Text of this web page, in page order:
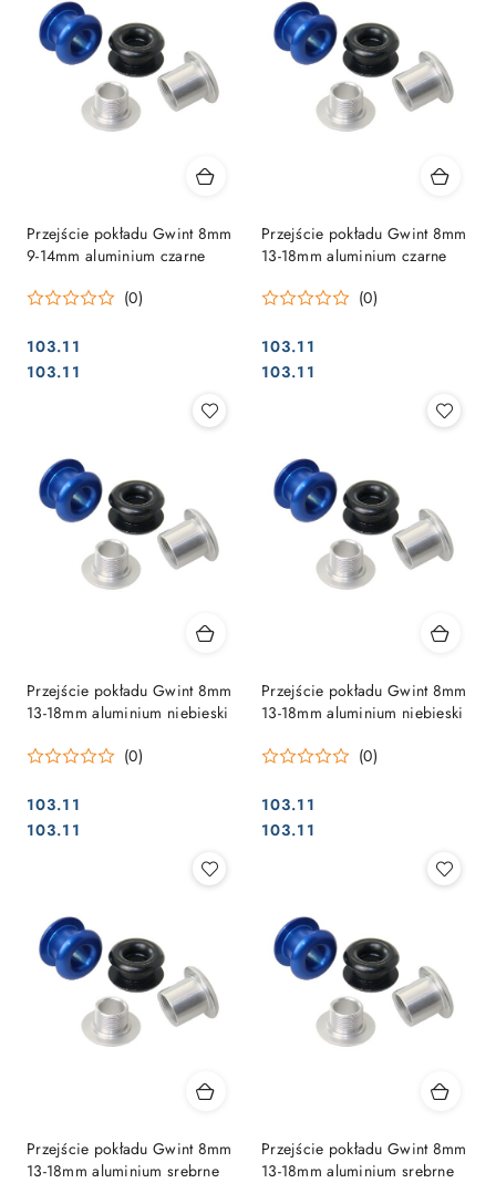
Przejście pokładu Gwint 8mm
9-14mm aluminium czarne
(0)
Cena:
103.11
Cena:
103.11
Przejście pokładu Gwint 8mm
13-18mm aluminium czarne
(0)
Cena:
103.11
Cena:
103.11
Przejście pokładu Gwint 8mm
13-18mm aluminium niebieski
(0)
Cena:
103.11
Cena:
103.11
Przejście pokładu Gwint 8mm
13-18mm aluminium niebieski
(0)
Cena:
103.11
Cena:
103.11
Przejście pokładu Gwint 8mm
13-18mm aluminium srebrne
Przejście pokładu Gwint 8mm
13-18mm aluminium srebrne